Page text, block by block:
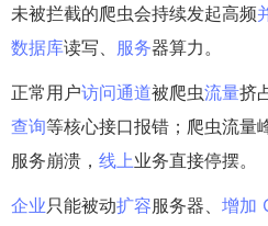
未被拦截的爬虫会持续发起高频
数据库读写、 服务器算力。
正常用户访问通道被爬虫流量挤
查询等核心接口报错；爬虫流量
服务崩溃， 线上业务直接停摆。
企业 只能被动扩容服务器、 增加